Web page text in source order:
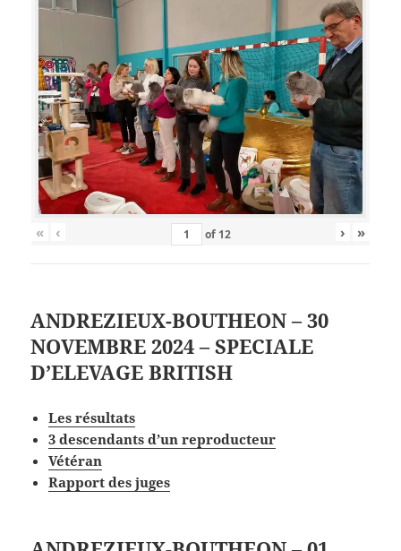
« ‹ of 12 › »
ANDREZIEUX-BOUTHEON – 30
NOVEMBRE 2024 – SPECIALE
D’ELEVAGE BRITISH
Les résultats
3 descendants d’un reproducteur
Vétéran
Rapport des juges